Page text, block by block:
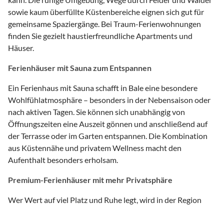
sowie kaum überfüllte Küstenbereiche eignen sich gut für
gemeinsame Spaziergänge. Bei Traum-Ferienwohnungen
finden Sie gezielt haustierfreundliche Apartments und
Häuser.
Ferienhäuser mit Sauna zum Entspannen
Ein Ferienhaus mit Sauna schafft in Bale eine besondere
Wohlfühlatmosphäre – besonders in der Nebensaison oder
nach aktiven Tagen. Sie können sich unabhängig von
Öffnungszeiten eine Auszeit gönnen und anschließend auf
der Terrasse oder im Garten entspannen. Die Kombination
aus Küstennähe und privatem Wellness macht den
Aufenthalt besonders erholsam.
Premium-Ferienhäuser mit mehr Privatsphäre
Wer Wert auf viel Platz und Ruhe legt, wird in der Region